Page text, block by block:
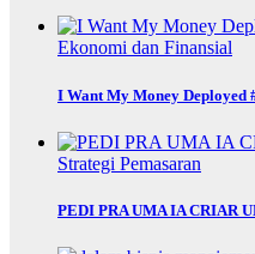
Ekonomi dan Finansial
I Want My Money Deployed
Strategi Pemasaran
PEDI PRA UMA IA CRIAR